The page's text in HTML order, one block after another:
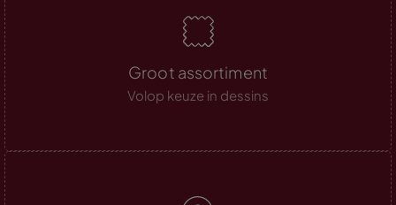
Groot assortiment
Volop keuze in dessins